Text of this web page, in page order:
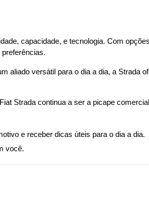
capacidade, e tecnologia. Com
aliado versátil para o dia a dia, a Strada
Strada continua a ser a picape
e receber dicas úteis para o dia a dia.
você.